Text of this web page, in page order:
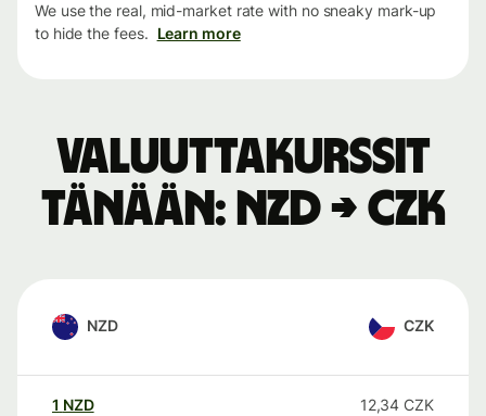
We use the real, mid-market rate with no sneaky mark-up
to hide the fees. Learn more
Valuuttakurssit
tänään: NZD → CZK
NZD CZK
1 NZD 12,34 CZK